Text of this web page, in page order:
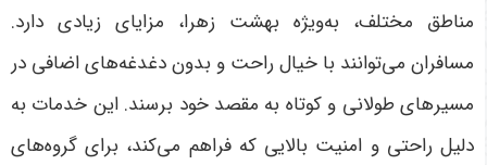
مناطق مختلف، به‌ویژه بهشت زهرا، مزایای زیادی دارد.
مسافران می‌توانند با خیال راحت و بدون دغدغه‌های اضافی در
مسیرهای طولانی و کوتاه به مقصد خود برسند. این خدمات به
دلیل راحتی و امنیت بالایی که فراهم می‌کند، برای گروه‌های